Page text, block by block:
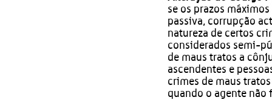
se os prazos
passiva, corrupção
natureza de certos
considerados semi-
de maus tratos a
ascendentes e
crimes de maus
quando o agente não